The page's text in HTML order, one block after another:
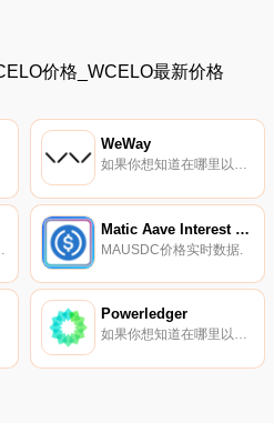
价格_WCELO最新价格
WeWay
如果你想知道在哪里以当前价格购买WeWay,目前交易{WeWay]股票的顶级加密货币交易所是ByWWYt、BitMart、Gate.io、HuoWWY和MEXC。您可以在我们的加密货币交易所页面上找到其他列表.
Matic Aave Interest Bearing USDC
MAUSDC价格实时数据.
Powerledger
如果你想知道在哪里以当前价格购买Powerledger,目前交易{Powerledger]股票的顶级加密货币交易所是Binance、Bitrue、Bitget、SuperEx和KuCoin。您可以在我们的加密货币交易所页面上找到其他列表.